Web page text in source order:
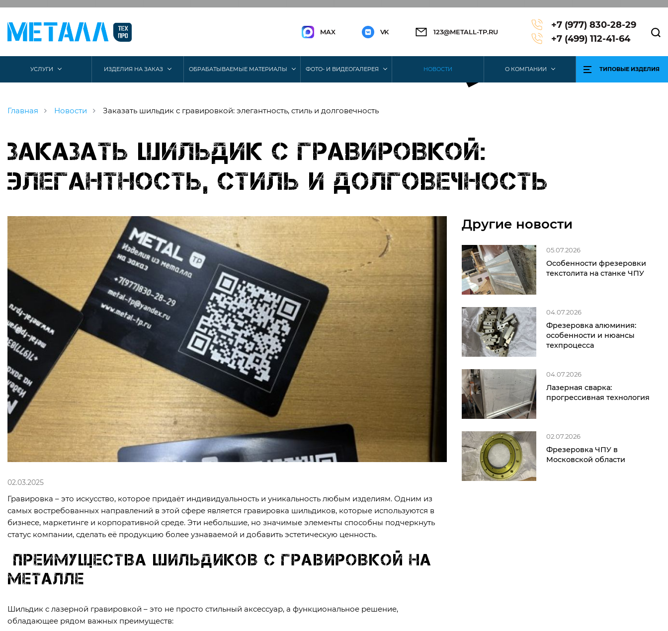
MAX VK 123@METALL-TP.RU
+7 (977) 830-28-29
+7 (499) 112-41-64
УСЛУГИ ИЗДЕЛИЯ НА ЗАКАЗ ОБРАБАТЫВАЕМЫЕ МАТЕРИАЛЫ ФОТО- И ВИДЕОГАЛЕРЕЯ НОВОСТИ О КОМПАНИИ ТИПОВЫЕ ИЗДЕЛИЯ
Главная Новости Заказать шильдик с гравировкой: элегантность, стиль и долговечность
Заказать шильдик с гравировкой:
элегантность, стиль и долговечность
02.03.2025
Гравировка – это искусство, которое придаёт индивидуальность и уникальность любым изделиям. Одним из
самых востребованных направлений в этой сфере является гравировка шильдиков, которые используются в
бизнесе, маркетинге и корпоративной среде. Эти небольшие, но значимые элементы способны подчеркнуть
статус компании, сделать её продукцию более узнаваемой и добавить эстетическую ценность.
Преимущества шильдиков с гравировкой на
металле
Шильдик с лазерной гравировкой – это не просто стильный аксессуар, а функциональное решение,
обладающее рядом важных преимуществ:
Другие новости
05.07.2026
Особенности фрезеровки
текстолита на станке ЧПУ
04.07.2026
Фрезеровка алюминия:
особенности и нюансы
техпроцесса
04.07.2026
Лазерная сварка:
прогрессивная технология
02.07.2026
Фрезеровка ЧПУ в
Московской области